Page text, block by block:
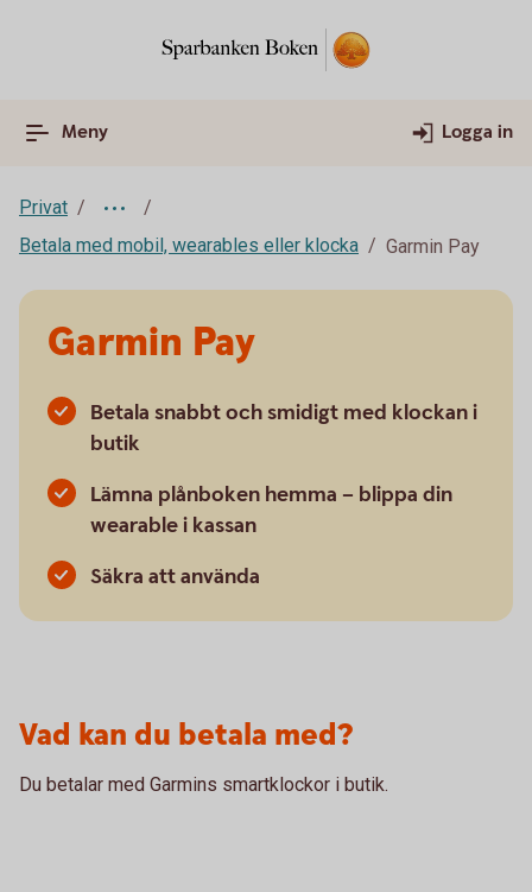
Meny Logga in
Privat
Betala med mobil, wearables eller klocka
Garmin Pay
Garmin Pay
Betala snabbt och smidigt med klockan i
butik
Lämna plånboken hemma – blippa din
wearable i kassan
Säkra att använda
Vad kan du betala med?
Du betalar med Garmins smartklockor i butik.